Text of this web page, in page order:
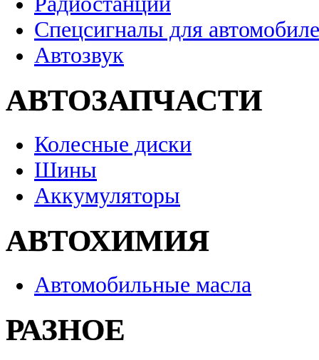
Спецсигналы для
Автозвук
АВТОЗАПЧАСТИ
Колесные диски
Шины
Аккумуляторы
АВТОХИМИЯ
Автомобильные масла
РАЗНОЕ